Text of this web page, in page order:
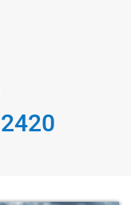
2420 ק"ג / 2560 ק"ג